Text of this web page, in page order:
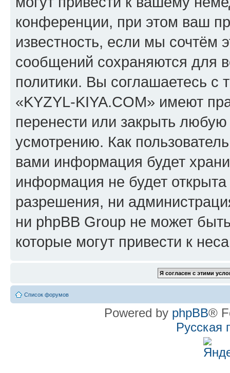
конференции, при этом ваш
известность, если мы сочтём
сообщений сохраняются для
политики. Вы соглашаетесь
«KYZYL-KIYA.COM» имеют
перенести или закрыть
усмотрению. Как
вами информация будет
информация не будет
разрешения, ни
ни phpBB Group не может
которые могут привести к
Список форумов
Powered by phpBB®
Русская